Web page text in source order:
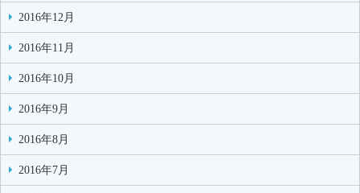
2016年12月
2016年11月
2016年10月
2016年9月
2016年8月
2016年7月